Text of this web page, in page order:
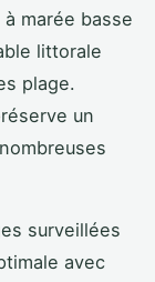
marée basse
littorale
plage.
un
surveillées
avec